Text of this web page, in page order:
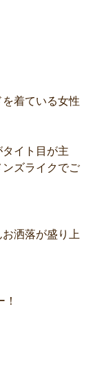
着ている女性
イト目が主
ズライクでご
洒落が盛り上